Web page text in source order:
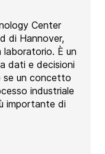
Center
di Hannover,
laboratorio. È un
dati e decisioni
se un concetto
industriale
importante di